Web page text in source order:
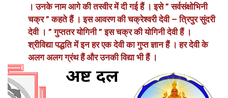
। उनके नाम आगे की तस्वीर में दी गई हैं । इसे ” सर्वसंक्षोभिनी
चक्र ” कहते हैं । इस आवरण की चक्रेश्वरी देवी – त्रिपुर सुंदरी
देवी । ” गुप्ततर योगिनी ” इस चक्र की योगिनी देवी हैं ।
श्रीविद्या पद्धति में इन हर एक देवी का गुप्त ज्ञान हैं । हर देवी के
अलग अलग ग्रंथ हैं और उनकी विद्या भी हैं ।